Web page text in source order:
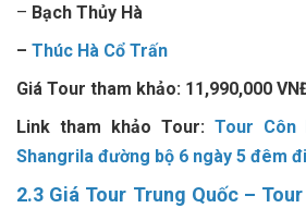
– Bạch Thủy Hà
– Thúc Hà Cổ Trấn
Giá Tour tham khảo: 11,990,000
Link tham khảo Tour: Tour Côn
Shangrila đường bộ 6 ngày 5 đêm
2.3 Giá Tour Trung Quốc– Tour